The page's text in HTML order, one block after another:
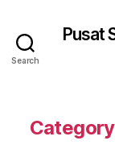
Search
Pusat